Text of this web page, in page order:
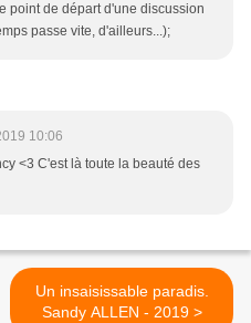
point de départ d'une discussion
passe vite, d'ailleurs...);
10:06
<3 C'est là toute la beauté des
Un insaisissable paradis.
Sandy ALLEN - 2019 >